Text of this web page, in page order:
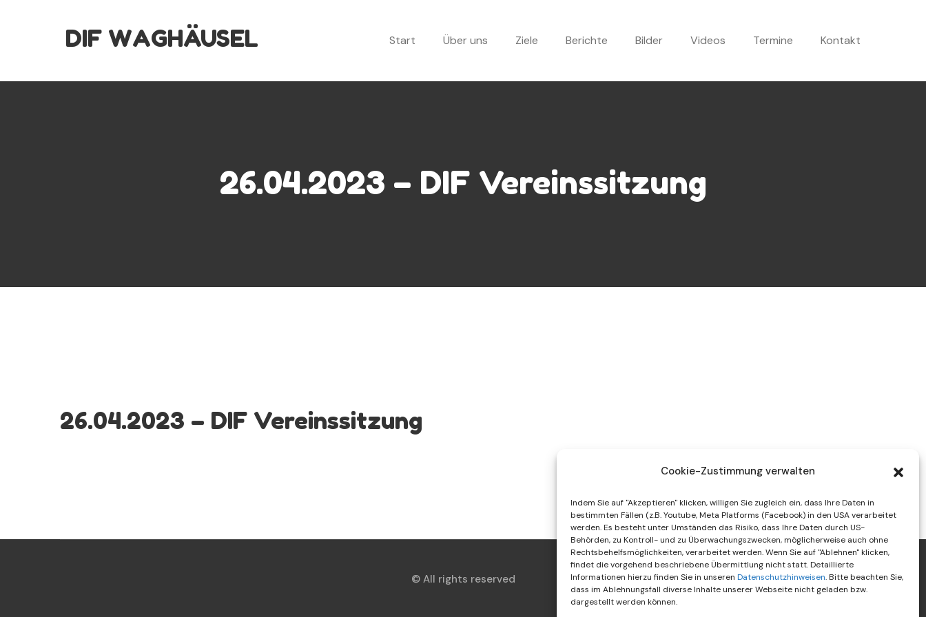
Cookie-Zustimmung verwalten
Indem Sie auf "Akzeptieren" klicken, willigen Sie zugleich ein, dass Ihre Daten in
bestimmten Fällen (z.B. Youtube, Meta Platforms (Facebook) in den USA verarbeitet
werden. Es besteht unter Umständen das Risiko, dass Ihre Daten durch US-
Behörden, zu Kontroll- und zu Überwachungszwecken, möglicherweise auch ohne
Rechtsbehelfsmöglichkeiten, verarbeitet werden. Wenn Sie auf "Ablehnen" klicken,
findet die vorgehend beschriebene Übermittlung nicht statt. Detaillierte
Informationen hierzu finden Sie in unseren Datenschutzhinweisen. Bitte beachten Sie,
dass im Ablehnungsfall diverse Inhalte unserer Webseite nicht geladen bzw.
dargestellt werden können.
DIF WAGHÄUSEL Start Über uns Ziele Berichte Bilder Videos Termine Kontakt
26.04.2023 – DIF Vereinssitzung
26.04.2023 – DIF Vereinssitzung
© All rights reserved